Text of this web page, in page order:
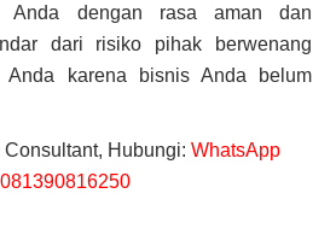
Anda dengan rasa aman dan
dari risiko pihak berwenang
Anda karena bisnis Anda belum
Hubungi: WhatsApp
081390816250